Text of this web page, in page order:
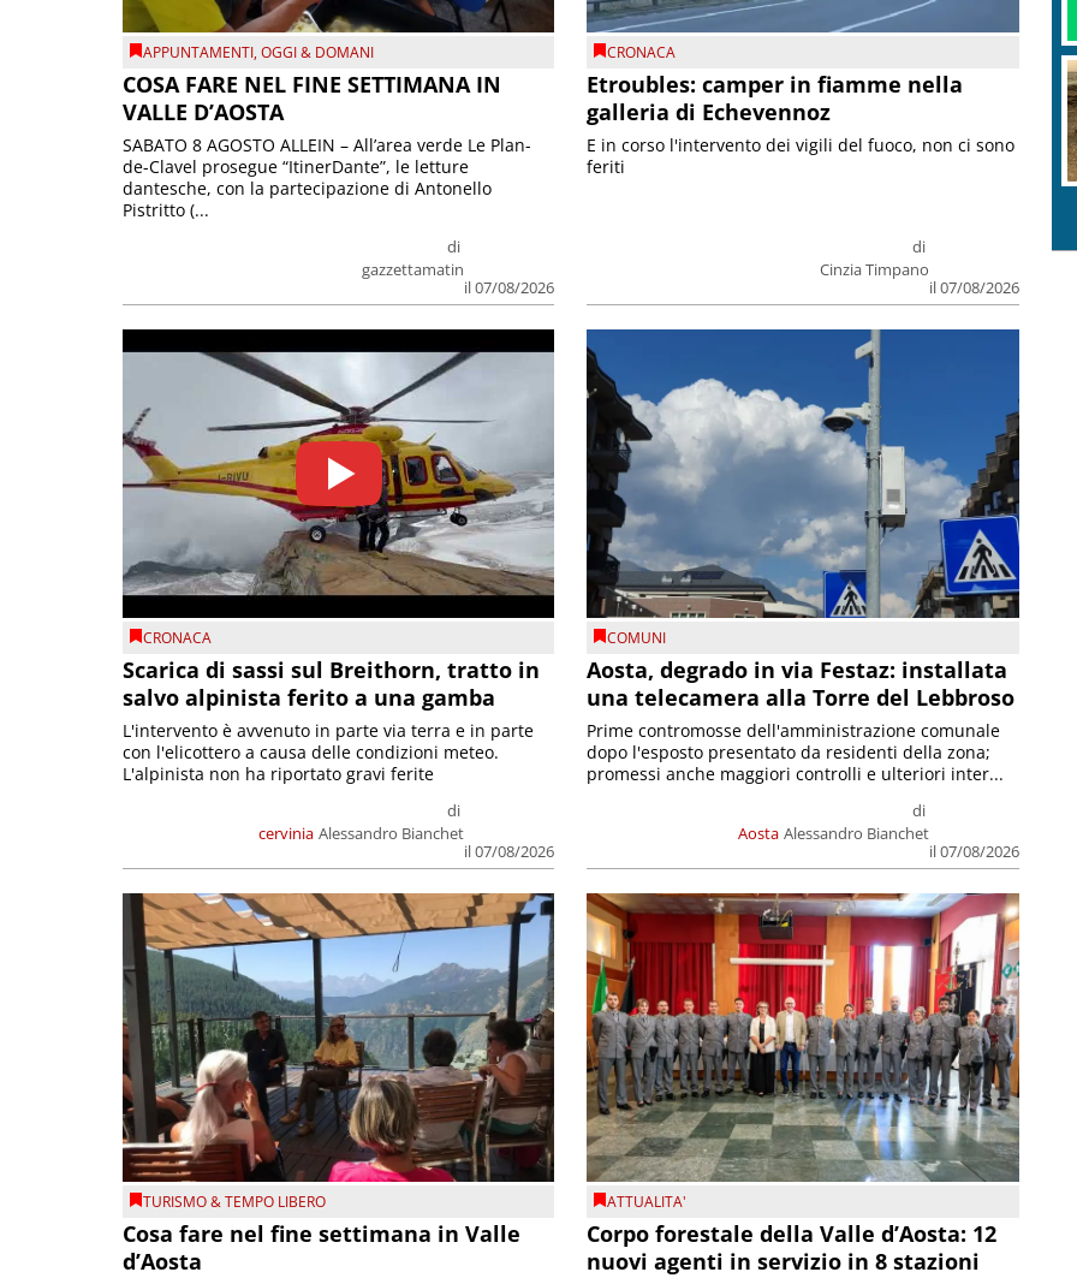
APPUNTAMENTI,OGGI & DOMANI
COSA FARE NEL FINE SETTIMANA IN
VALLE D’AOSTA
di
gazzettamatin
il 07/08/2026
SABATO 8 AGOSTO ALLEIN – All’area verde Le Plan-
de-Clavel prosegue “ItinerDante”, le letture
dantesche, con la partecipazione di Antonello
Pistritto (...
CRONACA
Etroubles: camper in fiamme nella
galleria di Echevennoz
di
Cinzia Timpano
il 07/08/2026
E in corso l'intervento dei vigili del fuoco, non ci sono
feriti
CRONACA
Scarica di sassi sul Breithorn, tratto in
salvo alpinista ferito a una gamba
cervinia
di
Alessandro Bianchet
il 07/08/2026
L'intervento è avvenuto in parte via terra e in parte
con l'elicottero a causa delle condizioni meteo.
L'alpinista non ha riportato gravi ferite
COMUNI
Aosta, degrado in via Festaz: installata
una telecamera alla Torre del Lebbroso
Aosta
di
Alessandro Bianchet
il 07/08/2026
Prime contromosse dell'amministrazione comunale
dopo l'esposto presentato da residenti della zona;
promessi anche maggiori controlli e ulteriori inter...
TURISMO & TEMPO LIBERO
Cosa fare nel fine settimana in Valle
d’Aosta
ATTUALITA'
Corpo forestale della Valle d’Aosta: 12
nuovi agenti in servizio in 8 stazioni